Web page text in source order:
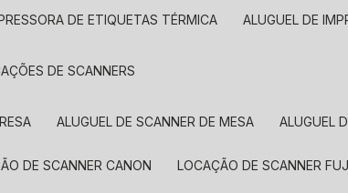
DE ETIQUETAS TÉRMICA ALUGUEL DE
DE SCANNERS
ALUGUEL DE SCANNER DE MESA ALUGUEL
DE SCANNER CANON LOCAÇÃO DE SCANNER